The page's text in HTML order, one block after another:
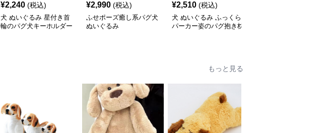
¥2,240 (税込)
犬 ぬいぐるみ 星付き首
輪のパグ犬キーホルダー
¥2,990 (税込)
ふせポーズ癒し系パグ犬
ぬいぐるみ
¥2,510 (税込)
犬 ぬいぐるみ ふっくら
パーカー姿のパグ抱き枕
もっと見る